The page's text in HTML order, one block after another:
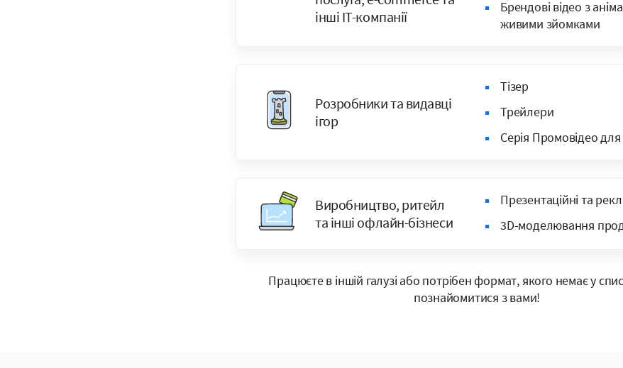
інші IT-компанії
Брендові відео з
живими зйомками
Розробники та видавці
ігор
Тізер
Трейлери
Серія Промовідео для
Виробництво, ритейл
та інші офлайн-бізнеси
Презентаційні та
3D-моделювання
Працюєте в іншій галузі або потрібен формат, якого немає у
познайомитися з вами!